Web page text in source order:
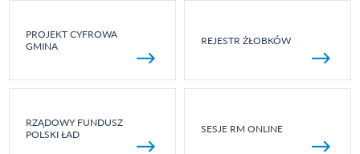
PROJEKT CYFROWA
GMINA
REJESTR ŻŁOBKÓW
RZĄDOWY FUNDUSZ
POLSKI ŁAD
SESJE RM ONLINE